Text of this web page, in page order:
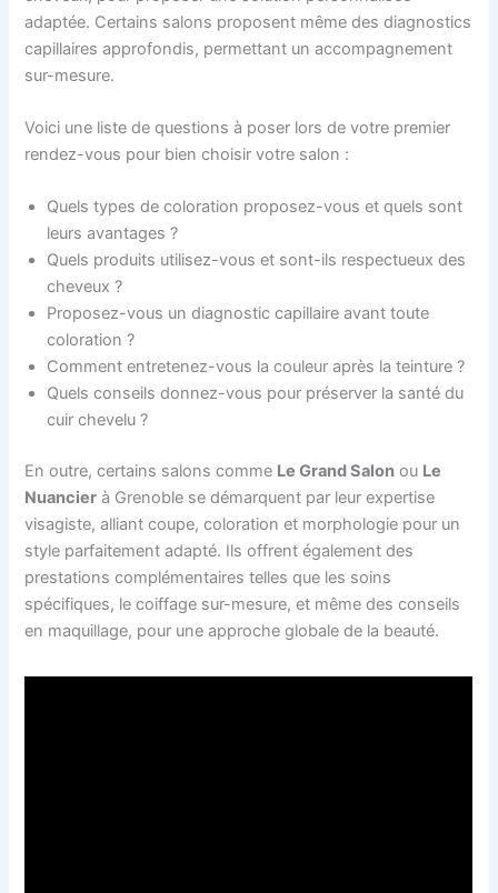
adaptée. Certains salons proposent même des diagnostics
capillaires approfondis, permettant un accompagnement
sur-mesure.
Voici une liste de questions à poser lors de votre premier
rendez-vous pour bien choisir votre salon :
Quels types de coloration proposez-vous et quels sont
leurs avantages ?
Quels produits utilisez-vous et sont-ils respectueux des
cheveux ?
Proposez-vous un diagnostic capillaire avant toute
coloration ?
Comment entretenez-vous la couleur après la teinture ?
Quels conseils donnez-vous pour préserver la santé du
cuir chevelu ?
En outre, certains salons comme Le Grand Salon ou Le
Nuancier à Grenoble se démarquent par leur expertise
visagiste, alliant coupe, coloration et morphologie pour un
style parfaitement adapté. Ils offrent également des
prestations complémentaires telles que les soins
spécifiques, le coiffage sur-mesure, et même des conseils
en maquillage, pour une approche globale de la beauté.